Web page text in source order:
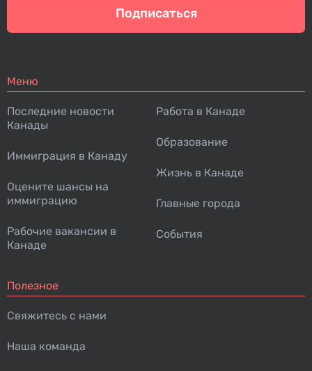
Подписаться
Меню
Последние новости
Канады
Иммиграция в Канаду
Оцените шансы на
иммиграцию
Рабочие вакансии в
Канаде
Работа в Канаде
Образование
Жизнь в Канаде
Главные города
События
Полезное
Свяжитесь с нами
Наша команда